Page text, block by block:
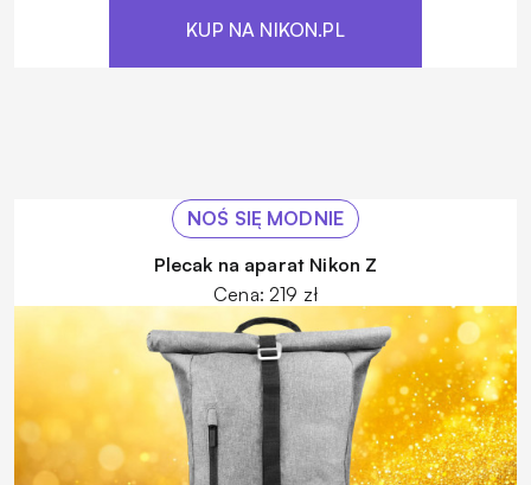
KUP NA NIKON.PL
NOŚ SIĘ MODNIE
Plecak na aparat Nikon Z
Cena: 219 zł